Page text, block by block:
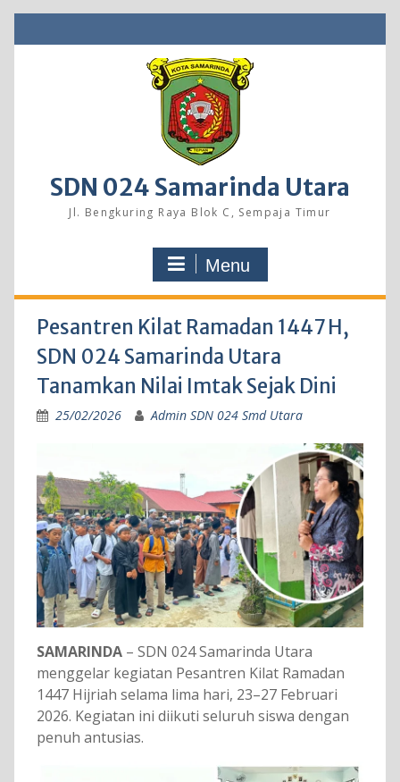
to
SDN 024 Samarinda Utara
Jl. Bengkuring Raya Blok C, Sempaja Timur
Menu
Pesantren Kilat Ramadan 1447 H,
SDN 024 Samarinda Utara
Tanamkan Nilai Imtak Sejak Dini
25/02/2026 Admin SDN 024 Smd Utara
SAMARINDA– SDN 024 Samarinda Utara
menggelar kegiatan Pesantren Kilat Ramadan
1447 Hijriah selama lima hari, 23–27 Februari
2026. Kegiatan ini diikuti seluruh siswa dengan
penuh antusias.